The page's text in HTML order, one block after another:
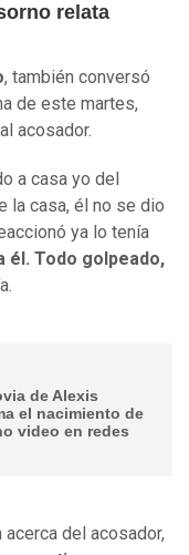
relata
, también conversó
de este martes,
acosador.
a casa yo del
la casa, él no se dio
ya lo tenía
él. Todo golpeado,
de Alexis
el nacimiento de
video en redes
del acosador,